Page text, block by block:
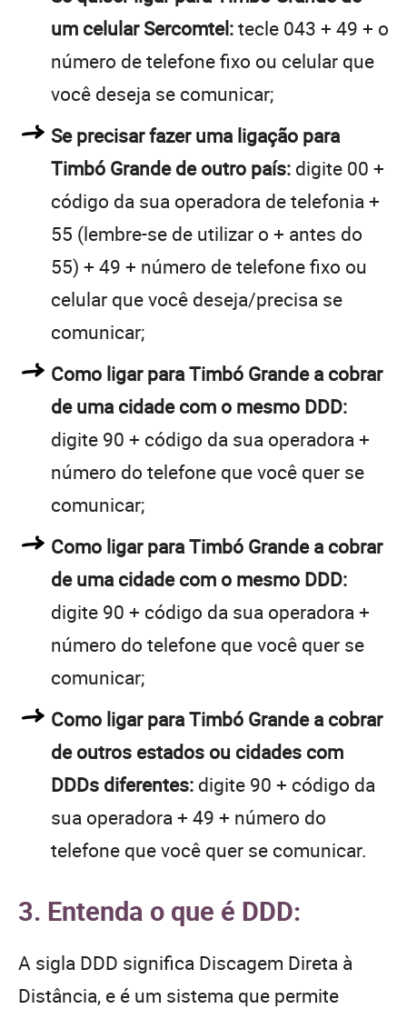
um celular Sercomtel:tecle 043 + 49 + o
número de telefone fixo ou celular que
você deseja se comunicar;
Se precisar fazer uma ligação para
Timbó Grande de outro país: digite 00 +
código da sua operadora de telefonia +
55 (lembre-se de utilizar o + antes do
55) + 49 + número de telefone fixo ou
celular que você deseja/precisa se
comunicar;
Como ligar para Timbó Grande a cobrar
de uma cidade com o mesmo DDD:
digite 90 + código da sua operadora +
número do telefone que você quer se
comunicar;
Como ligar para Timbó Grande a cobrar
de uma cidade com o mesmo DDD:
digite 90 + código da sua operadora +
número do telefone que você quer se
comunicar;
Como ligar para Timbó Grande a cobrar
de outros estados ou cidades com
DDDs diferentes: digite 90 + código da
sua operadora + 49 + número do
telefone que você quer se comunicar.
3. Entenda o que é DDD:
A sigla DDD significa Discagem Direta à
Distância, e é um sistema que permite